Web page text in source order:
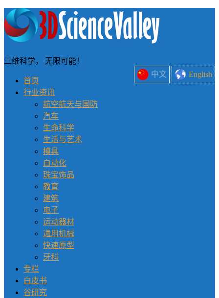
中文 English
三维科学， 无限可能！
首页
行业资讯
航空航天与国防
汽车
生命科学
生活与艺术
模具
自动化
珠宝饰品
教育
建筑
电子
运动器材
通用机械
快速原型
牙科
专栏
白皮书
谷研究